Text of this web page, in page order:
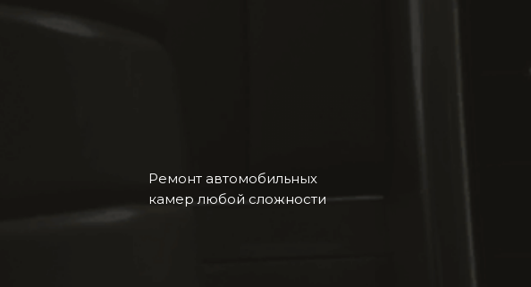
Ремонт автомобильных
камер любой сложности